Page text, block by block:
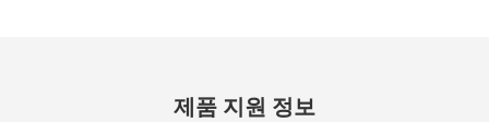
제품 지원 정보